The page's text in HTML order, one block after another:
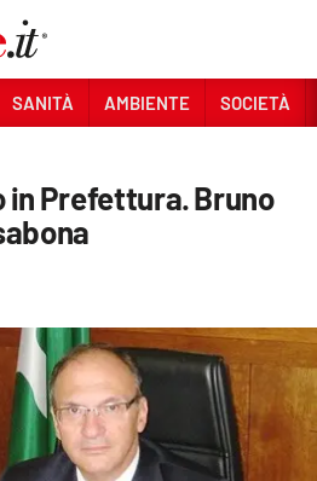
SANITÀ AMBIENTE SOCIETÀ
Prefettura. Bruno